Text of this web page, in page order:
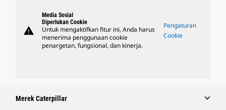
warning
Media Sosial
Diperlukan Cookie
Untuk mengaktifkan fitur ini, Anda harus
menerima penggunaan cookie
penargetan, fungsional, dan kinerja.
Pengaturan
Cookie
Merek Caterpillar